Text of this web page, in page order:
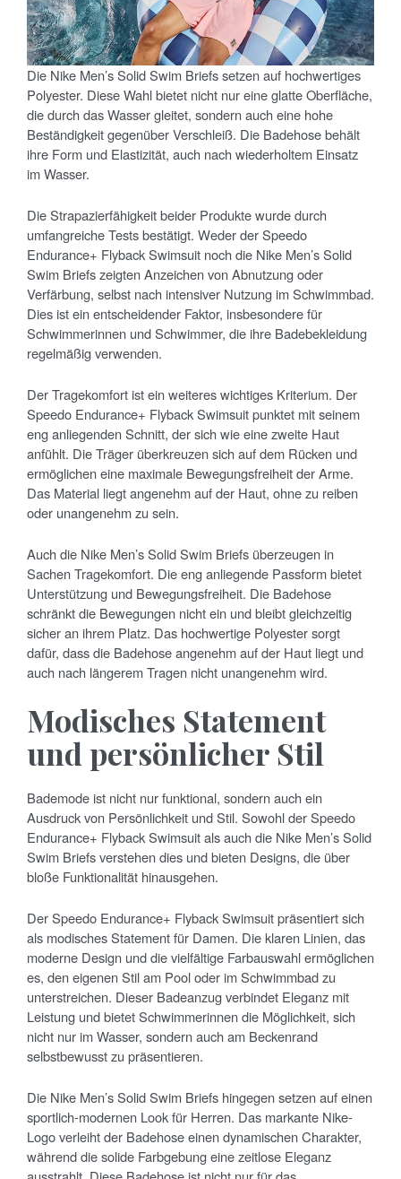
Die Nike Men’s Solid Swim Briefs setzen auf hochwertiges
Polyester. Diese Wahl bietet nicht nur eine glatte Oberfläche,
die durch das Wasser gleitet, sondern auch eine hohe
Beständigkeit gegenüber Verschleiß. Die Badehose behält
ihre Form und Elastizität, auch nach wiederholtem Einsatz
im Wasser.
Die Strapazierfähigkeit beider Produkte wurde durch
umfangreiche Tests bestätigt. Weder der Speedo
Endurance+ Flyback Swimsuit noch die Nike Men’s Solid
Swim Briefs zeigten Anzeichen von Abnutzung oder
Verfärbung, selbst nach intensiver Nutzung im Schwimmbad.
Dies ist ein entscheidender Faktor, insbesondere für
Schwimmerinnen und Schwimmer, die ihre Badebekleidung
regelmäßig verwenden.
Der Tragekomfort ist ein weiteres wichtiges Kriterium. Der
Speedo Endurance+ Flyback Swimsuit punktet mit seinem
eng anliegenden Schnitt, der sich wie eine zweite Haut
anfühlt. Die Träger überkreuzen sich auf dem Rücken und
ermöglichen eine maximale Bewegungsfreiheit der Arme.
Das Material liegt angenehm auf der Haut, ohne zu reiben
oder unangenehm zu sein.
Auch die Nike Men’s Solid Swim Briefs überzeugen in
Sachen Tragekomfort. Die eng anliegende Passform bietet
Unterstützung und Bewegungsfreiheit. Die Badehose
schränkt die Bewegungen nicht ein und bleibt gleichzeitig
sicher an ihrem Platz. Das hochwertige Polyester sorgt
dafür, dass die Badehose angenehm auf der Haut liegt und
auch nach längerem Tragen nicht unangenehm wird.
Modisches Statement
und persönlicher Stil
Bademode ist nicht nur funktional, sondern auch ein
Ausdruck von Persönlichkeit und Stil. Sowohl der Speedo
Endurance+ Flyback Swimsuit als auch die Nike Men’s Solid
Swim Briefs verstehen dies und bieten Designs, die über
bloße Funktionalität hinausgehen.
Der Speedo Endurance+ Flyback Swimsuit präsentiert sich
als modisches Statement für Damen. Die klaren Linien, das
moderne Design und die vielfältige Farbauswahl ermöglichen
es, den eigenen Stil am Pool oder im Schwimmbad zu
unterstreichen. Dieser Badeanzug verbindet Eleganz mit
Leistung und bietet Schwimmerinnen die Möglichkeit, sich
nicht nur im Wasser, sondern auch am Beckenrand
selbstbewusst zu präsentieren.
Die Nike Men’s Solid Swim Briefs hingegen setzen auf einen
sportlich-modernen Look für Herren. Das markante Nike-
Logo verleiht der Badehose einen dynamischen Charakter,
während die solide Farbgebung eine zeitlose Eleganz